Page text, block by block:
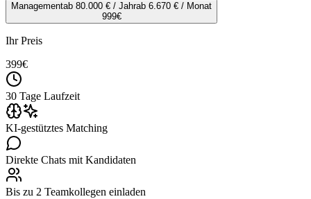
Managementab 80.000 € / Jahrab 6.670 € / Monat
999€
Ihr Preis
399€
30 Tage Laufzeit
KI-gestütztes Matching
Direkte Chats mit Kandidaten
Bis zu 2 Teamkollegen einladen